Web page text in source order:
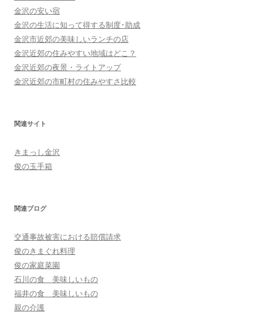
金沢の安い宿
金沢の生活に知って得する制度･助成
金沢市近郊の美味しいランチの店
金沢近郊の住みやすい地域はどこ？
金沢近郊の夜景・ライトアップ
金沢近郊の市町村の住みやすさ比較
関連サイト
きまっし金沢
俊の玉手箱
関連ブログ
交通事故被害における賠償請求
俊のきまぐれ料理
俊の家庭菜園
石川の食 美味しいもの
福井の食 美味しいもの
親の介護